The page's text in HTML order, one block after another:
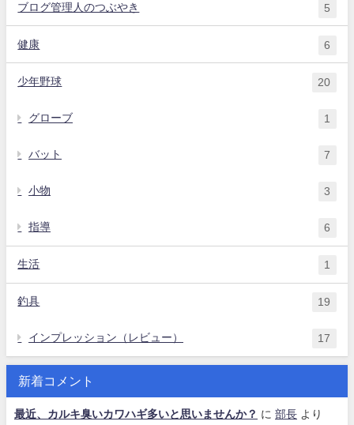
ブログ管理人のつぶやき 5
健康 6
少年野球 20
グローブ 1
バット 7
小物 3
指導 6
生活 1
釣具 19
インプレッション（レビュー） 17
新着コメント
最近、カルキ臭いカワハギ多いと思いませんか？ に 部長 より